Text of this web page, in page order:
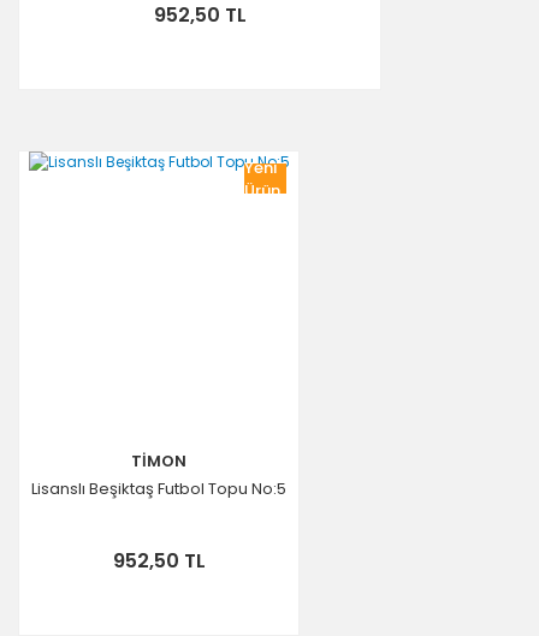
952,50 TL
Yeni
Ürün
TİMON
Lisanslı Beşiktaş Futbol Topu No:5
952,50 TL